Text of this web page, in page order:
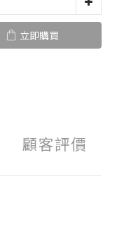
立即購買
顧客評價